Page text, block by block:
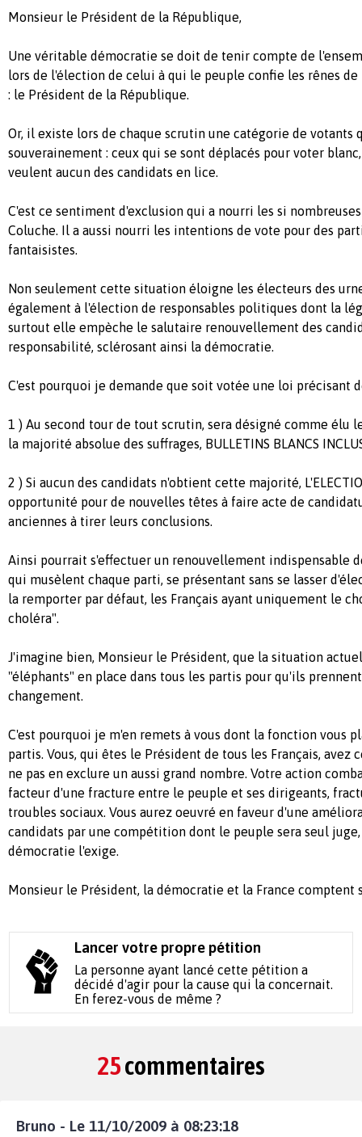
Monsieur le Président de la République,
Une véritable démocratie se doit de tenir compte de
lors de l'élection de celui à qui le peuple confie les rênes de
: le Président de la République.
Or, il existe lors de chaque scrutin une catégorie de votants
souverainement : ceux qui se sont déplacés pour voter
veulent aucun des candidats en lice.
C'est ce sentiment d'exclusion qui a nourri les si
Coluche. Il a aussi nourri les intentions de vote pour des
fantaisistes.
Non seulement cette situation éloigne les électeurs des
également à l'élection de responsables politiques dont la
surtout elle empèche le salutaire renouvellement des
responsabilité, sclérosant ainsi la démocratie.
C'est pourquoi je demande que soit votée une loi précisant
1 ) Au second tour de tout scrutin, sera désigné comme élu
la majorité absolue des suffrages, BULLETINS BLANCS
2 ) Si aucun des candidats n'obtient cette majorité,
opportunité pour de nouvelles têtes à faire acte de
anciennes à tirer leurs conclusions.
Ainsi pourrait s'effectuer un renouvellement indispensable
qui musèlent chaque parti, se présentant sans se lasser
la remporter par défaut, les Français ayant uniquement le
choléra".
J'imagine bien, Monsieur le Président, que la situation
"éléphants" en place dans tous les partis pour qu'ils
changement.
C'est pourquoi je m'en remets à vous dont la fonction vous
partis. Vous, qui êtes le Président de tous les Français, avez
ne pas en exclure un aussi grand nombre. Votre action
facteur d'une fracture entre le peuple et ses dirigeants,
troubles sociaux. Vous aurez oeuvré en faveur d'une
candidats par une compétition dont le peuple sera seul
démocratie l'exige.
Monsieur le Président, la démocratie et la France comptent
Lancer votre propre pétition
La personne ayant lancé cette pétition a
décidé d'agir pour la cause qui la concernait.
En ferez-vous de même ?
25commentaires
Bruno - Le 11/10/2009 à 08:23:18